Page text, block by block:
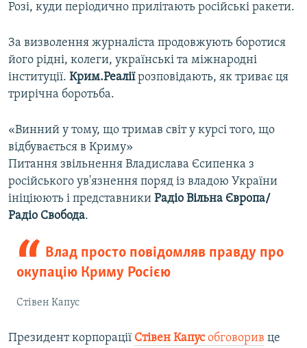
Розі, куди періодично прилітають російські ракети.
За визволення журналіста продовжують боротися
його рідні, колеги, українські та міжнародні
інституції. Крим.Реаліїрозповідають, як триває ця
трирічна боротьба.
«Винний у тому, що тримав світ у курсі того, що
відбувається в Криму»
Питання звільнення Владислава Єсипенка з
російського ув'язнення поряд із владою України
ініціюють і представники Радіо Вільна Європа/
Радіо Свобода.
Влад просто повідомляв правду про
окупацію Криму Росією
Стівен Капус
Президент корпорації Стівен Капусобговорив це